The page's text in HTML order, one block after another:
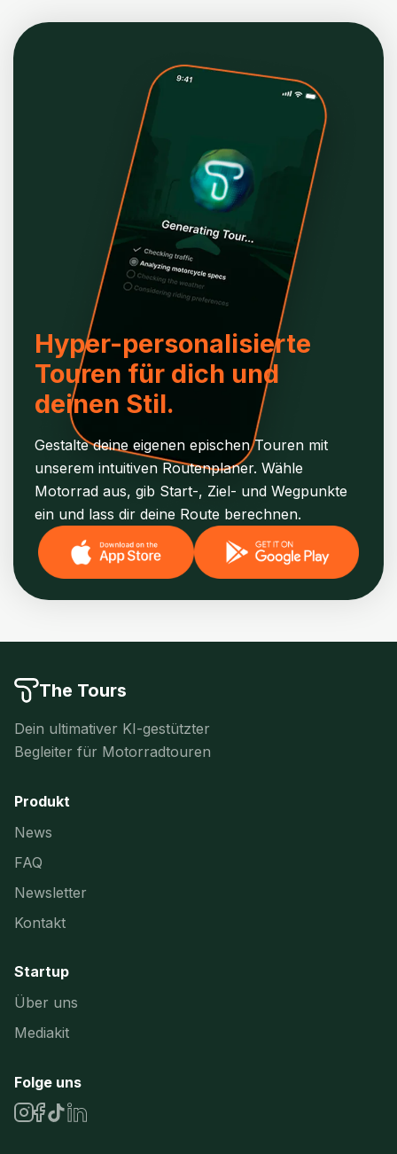
Hyper-personalisierte
Touren für dich und
deinen Stil.
Gestalte deine eigenen epischen Touren mit
unserem intuitiven Routenplaner. Wähle
Motorrad aus, gib Start-, Ziel- und Wegpunkte
ein und lass dir deine Route berechnen.
The Tours
Dein ultimativer KI-gestützter
Begleiter für Motorradtouren
Produkt
News
FAQ
Newsletter
Kontakt
Startup
Über uns
Mediakit
Folge uns